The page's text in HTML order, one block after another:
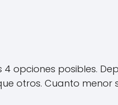
4 opciones posibles.
otros. Cuanto menor